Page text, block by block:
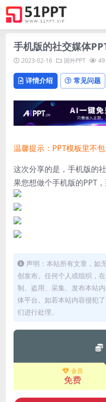
手机版的社交媒体
2023-02-16 国外PPT 49
详情介绍 常见问题
温馨提示：PPT模板里不
这次分享的是，手机版的
果您想做个手机版的PPT
声明：本站所有文章，如
创发布。任何个人或组织，
制、盗用、采集、发布本站
体平台。如若本站内容侵犯
们进行处理。
会员
免费